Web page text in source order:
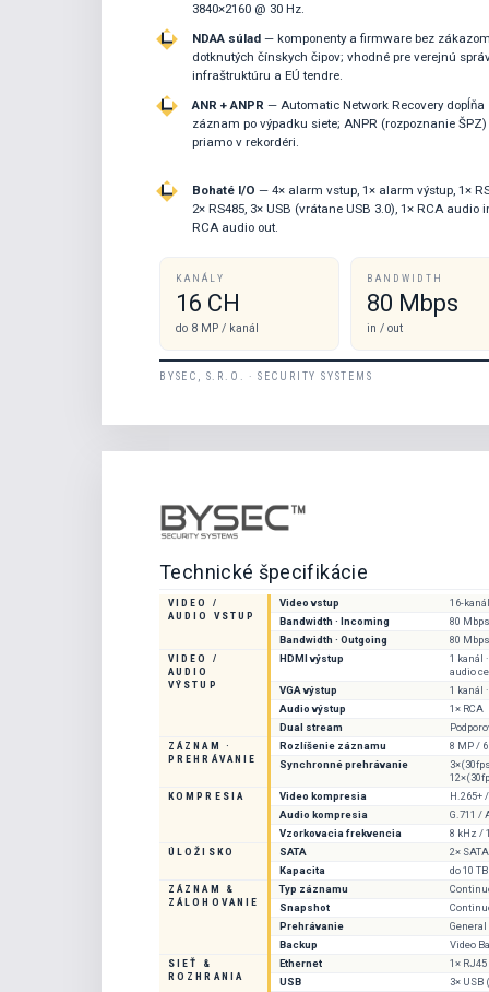
3840×2160 @ 30 Hz.
NDAA súlad — komponenty a firmware bez
dotknutých čínskych čipov; vhodné pre verejnú
infraštruktúru a EÚ tendre.
ANR + ANPR — Automatic Network Recovery dopĺňa
záznam po výpadku siete; ANPR (rozpoznanie ŠPZ)
priamo v rekordéri.
Bohaté I/O — 4× alarm vstup, 1× alarm výstup, 1×
2× RS485, 3× USB (vrátane USB 3.0), 1× RCA audio
RCA audio out.
KANÁLY
16 CH
do 8 MP / kanál
BANDWIDTH
80 Mbps
in / out
BYSEC, S.R.O. · SECURITY SYSTEMS
Technické špecifikácie
VIDEO /
AUDIO VSTUP
Video vstup
16-
Bandwidth · Incoming
80
Bandwidth · Outgoing
80
VIDEO /
AUDIO
VÝSTUP
HDMI výstup
1 kanál
audio
VGA výstup
1 kanál
Audio výstup
1× RCA
Dual stream
ZÁZNAM ·
PREHRÁVANIE
Rozlíšenie záznamu
8 MP /
Synchronné prehrávanie
KOMPRESIA
Video kompresia
H.265+
Audio kompresia
G.711 /
Vzorkovacia frekvencia
8 kHz /
ÚLOŽISKO
SATA
2×
Kapacita
do 10
ZÁZNAM &
ZÁLOHOVANIE
Typ záznamu
Snapshot
Prehrávanie
General
Backup
Video
SIEŤ &
ROZHRANIA
Ethernet
1×
USB
3× USB